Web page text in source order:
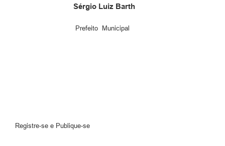
Sérgio Luiz Barth
Prefeito Municipal
Registre-se e Publique-se